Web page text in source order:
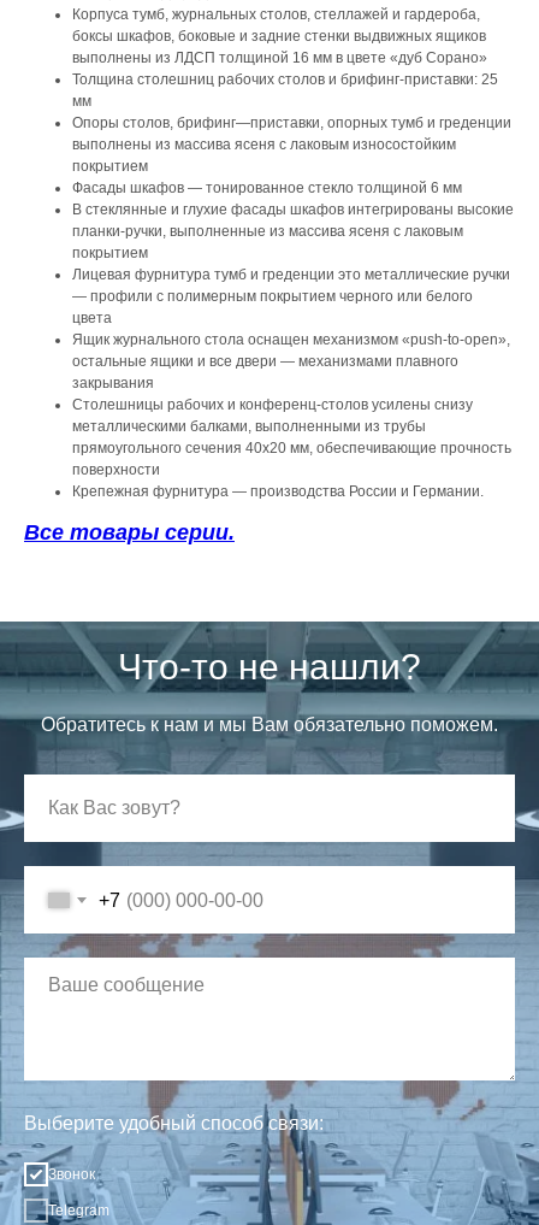
Корпуса тумб, журнальных столов, стеллажей и гардероба,
боксы шкафов, боковые и задние стенки выдвижных ящиков
выполнены из ЛДСП толщиной 16 мм в цвете «дуб Сорано»
Толщина столешниц рабочих столов и брифинг-приставки: 25
мм
Опоры столов, брифинг—приставки, опорных тумб и греденции
выполнены из массива ясеня с лаковым износостойким
покрытием
Фасады шкафов — тонированное стекло толщиной 6 мм
В стеклянные и глухие фасады шкафов интегрированы высокие
планки-ручки, выполненные из массива ясеня с лаковым
покрытием
Лицевая фурнитура тумб и греденции это металлические ручки
— профили с полимерным покрытием черного или белого
цвета
Ящик журнального стола оснащен механизмом «push-to-open»,
остальные ящики и все двери — механизмами плавного
закрывания
Столешницы рабочих и конференц-столов усилены снизу
металлическими балками, выполненными из трубы
прямоугольного сечения 40х20 мм, обеспечивающие прочность
поверхности
Крепежная фурнитура — производства России и Германии.
Все товары серии.
Что-то не нашли?
Обратитесь к нам и мы Вам обязательно поможем.
+7
Выберите удобный способ связи:
Звонок
Telegram